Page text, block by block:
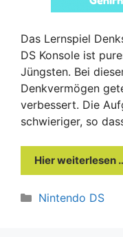
Das Lernspiel
DS Konsole ist
Jüngsten. Bei
Denkvermögen
verbessert. Die
schwieriger, so
Hier weiterlesen
Kategorien
Nintendo DS